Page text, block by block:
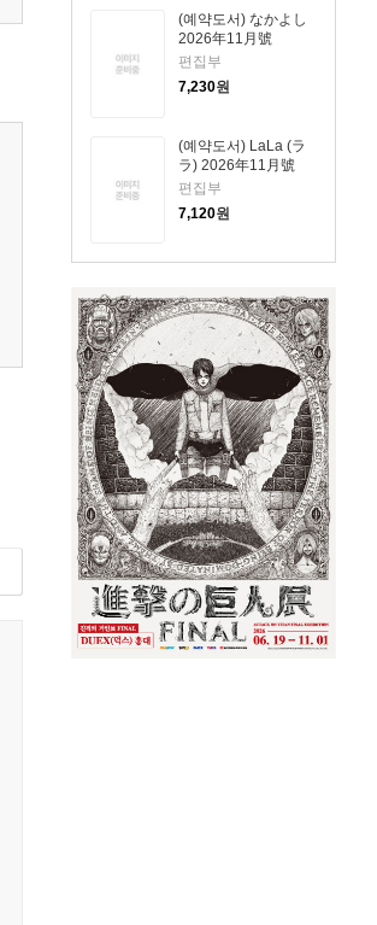
(예약도서) なかよし
2026年11月號
편집부
7,230원
(예약도서) LaLa (ラ
ラ) 2026年11月號
편집부
7,120원